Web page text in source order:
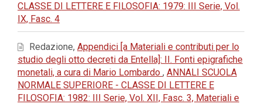
CLASSE DI LETTERE E FILOSOFIA: 1979: III Serie, Vol.
IX, Fasc. 4
Redazione, Appendici [a Materiali e contributi per lo
studio degli otto decreti da Entella]: II. Fonti epigrafiche
monetali, a cura di Mario Lombardo , ANNALI SCUOLA
NORMALE SUPERIORE - CLASSE DI LETTERE E
FILOSOFIA: 1982: III Serie, Vol. XII, Fasc. 3, Materiali e